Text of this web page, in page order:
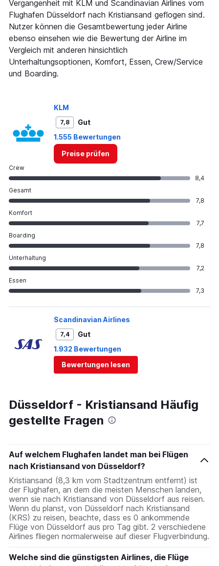
axis
displaying
values.
Range:
0
to
180.
Vergangenheit mit KLM und Scandinavian Airlines vom
Flughafen Düsseldorf nach Kristiansand geflogen sind.
Nutzer können die Gesamtbewertung jeder Airline
ebenso einsehen wie die Bewertung der Airline im
Vergleich mit anderen hinsichtlich
Unterhaltungsoptionen, Komfort, Essen, Crew/Service
und Boarding.
KLM
7,8
Gut
1.555 Bewertungen
Preise prüfen
Crew
8,4
Gesamt
7,8
Komfort
7,7
Boarding
7,8
Unterhaltung
7,2
Essen
7,3
Scandinavian Airlines
7,4
Gut
1.932 Bewertungen
Bewertungen lesen
Düsseldorf - Kristiansand Häufig
gestellte Fragen
Auf welchem Flughafen landet man bei Flügen
nach Kristiansand von Düsseldorf?
Kristiansand (8,3 km vom Stadtzentrum entfernt) ist
der Flughafen, an dem die meisten Menschen landen,
wenn sie nach Kristiansand von Düsseldorf aus reisen.
Wenn du planst, von Düsseldorf nach Kristiansand
(KRS) zu reisen, beachte, dass es 0 ankommende
Flüge von Düsseldorf aus pro Tag gibt. 2 verschiedene
Airlines fliegen normalerweise auf dieser Flugverbindung.
Welche sind die günstigsten Airlines, die Flüge